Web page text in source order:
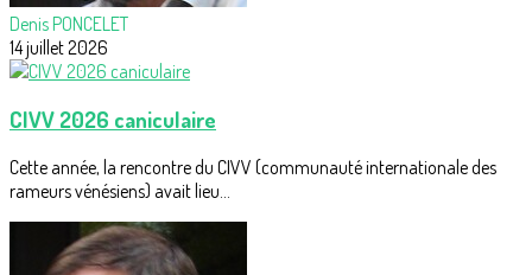
Denis PONCELET
14 juillet 2026
CIVV 2026 caniculaire
Cette année, la rencontre du CIVV (communauté internationale des
rameurs vénésiens) avait lieu...